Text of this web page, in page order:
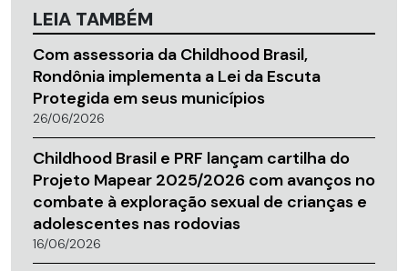
LEIA TAMBÉM
Com assessoria da Childhood Brasil,
Rondônia implementa a Lei da Escuta
Protegida em seus municípios
26/06/2026
Childhood Brasil e PRF lançam cartilha do
Projeto Mapear 2025/2026 com avanços no
combate à exploração sexual de crianças e
adolescentes nas rodovias
16/06/2026